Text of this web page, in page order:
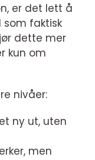
er det lett å
som faktisk
dette mer
kun om
nivåer:
ny ut, uten
men